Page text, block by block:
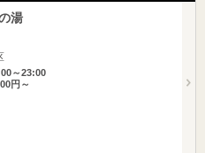
湯
～23:00
円～